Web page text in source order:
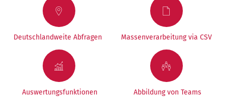
Deutschlandweite Abfragen Massenverarbeitung via CSV
Auswertungsfunktionen Abbildung von Teams